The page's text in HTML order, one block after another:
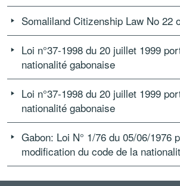
Somaliland Citizenship Law No 22
Loi n°37-1998 du 20 juillet 1999
nationalité gabonaise
Loi n°37-1998 du 20 juillet 1999
nationalité gabonaise
Gabon: Loi N° 1/76 du 05/06/1976
modification du code de la